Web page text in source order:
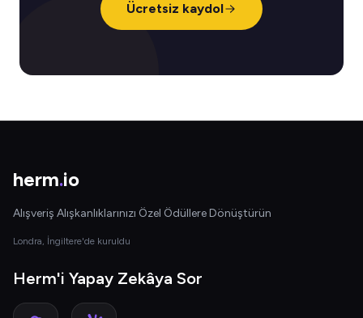
Ücretsiz kaydol
herm.io
Alışveriş Alışkanlıklarınızı Özel Ödüllere Dönüştürün
Londra, İngiltere'de kuruldu
Herm'i Yapay Zekâya Sor